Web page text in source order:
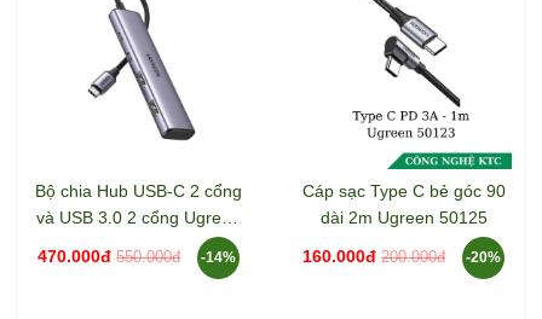
Bộ chia Hub USB-C 2 cổng
và USB 3.0 2 cổng Ugreen
470.000đ 550.000đ -14%
Cáp sạc Type C bẻ góc 90
dài 2m Ugreen 50125
160.000đ 200.000đ -20%